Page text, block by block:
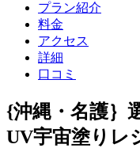
プラン紹介
料金
アクセス
詳細
口コミ
{沖縄・名護｝
UV宇宙塗りレ